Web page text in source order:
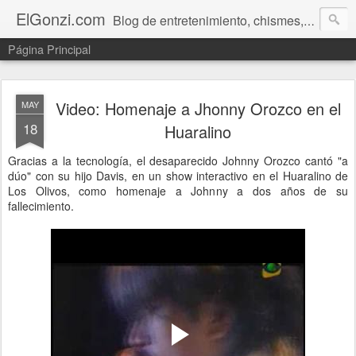
ElGonzi.com Blog de entretenimiento, chismes, humor, farándula, curiosidades, ovnis, noticias calientes, fotos, videos, paranormal y ¡más!
Página Principal
MAY
18
Video: Homenaje a Jhonny Orozco en el
Huaralino
Gracias a la tecnología, el desaparecido Johnny Orozco cantó "a
dúo" con su hijo Davis, en un show interactivo en el Huaralino de
Los Olivos, como homenaje a Johnny a dos años de su
fallecimiento.